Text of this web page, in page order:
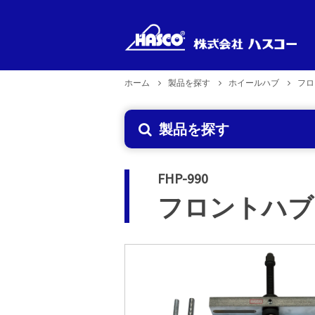
新製品
2026年6月29日更新
製品型式
製品のお取り扱い
企業理念
ホーム 製品を探す ホイールハブ フ
製品を探す
FHP-990
フロントハ